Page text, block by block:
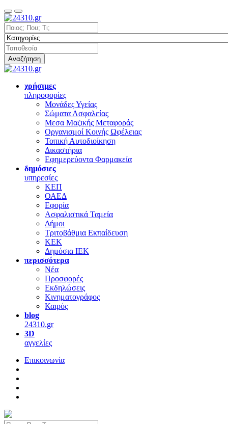
Αναζήτηση
χρήσιμες
πληροφορίες
Μονάδες Υγείας
Σώματα Ασφαλείας
Μεσα Μαζικής Μεταφοράς
Οργανισμοί Κοινής Ωφέλειας
Τοπική Αυτοδιοίκηση
Δικαστήρια
Εφημερεύοντα Φαρμακεία
δημόσιες
υπηρεσίες
ΚΕΠ
ΟΑΕΔ
Εφορία
Ασφαλιστικά Ταμεία
Δήμοι
Τριτοβάθμια Εκπαίδευση
ΚΕΚ
Δημόσια ΙΕΚ
περισσότερα
Νέα
Προσφορές
Εκδηλώσεις
Κινηματογράφος
Καιρός
blog
24310.gr
3D
αγγελίες
Επικοινωνία